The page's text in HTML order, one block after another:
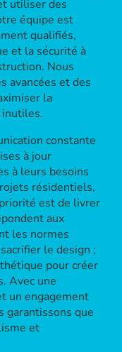
utiliser des
équipe est
qualifiés,
et la sécurité à
Nous
avancées et des
la
constante
à jour
à leurs besoins
résidentiels,
est de livrer
aux
les normes
le design ;
pour créer
Avec une
un engagement
garantissons que
et